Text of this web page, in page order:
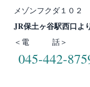
メゾンフクダ１０２
JR保土ヶ谷駅西口よ
＜電 話＞
045-442-